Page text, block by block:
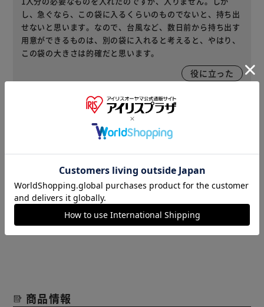
し、急ぐなら、この袋に入るくらいのものでないと、持ち出
せないと思います。なので、台風など、数日前から持ち出す
用意ができるものは、別の袋に入れると考えると、やはり、
この袋の大きさは的確だと思います。
役に立った
７５歳の母のために購入しました。背が低く華奢な母です
が、一杯にグッズや食料を詰めても背負える大きさでした。
しっかりした素材で作られていますので、安心です。
役に立った
レビューをもっと見る
商品情報